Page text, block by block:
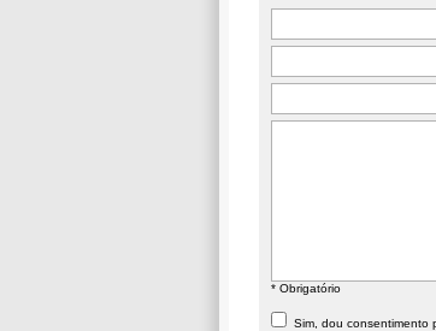
* Obrigatório
Sim, dou consentimento